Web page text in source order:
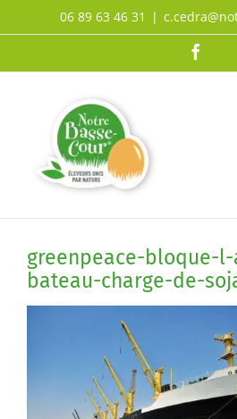
au
06 89 63 46 31 |
greenpeace-bloque-
bateau-charge-de-